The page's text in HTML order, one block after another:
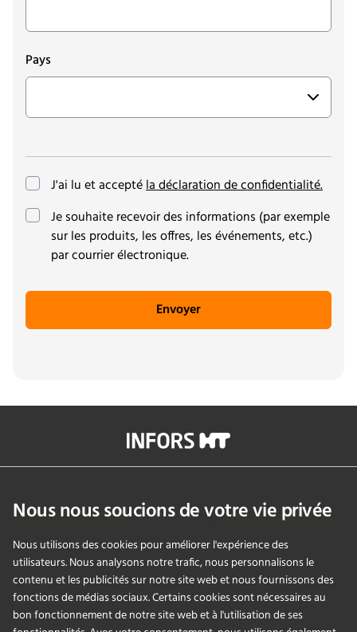
Pays
J'ai lu et acceptéla déclaration de confidentialité.
(optionnel)
Je souhaite recevoir des informations (par exemple
sur les produits, les offres, les événements, etc.)
par courrier électronique.
Envoyer
Nous nous soucions de votre vie privée
Nous utilisons des cookies pour améliorer l'expérience des
utilisateurs. Nous analysons notre trafic, nous personnalisons le
contenu et les publicités sur notre site web et nous fournissons des
fonctions de médias sociaux. Certains cookies sont nécessaires au
bon fonctionnement de notre site web et à l'utilisation de ses
Contactez-nous
PRODUITS